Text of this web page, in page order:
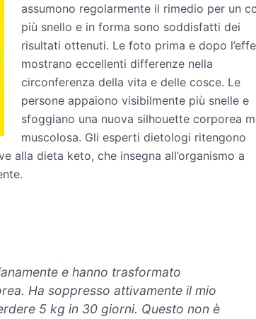
assumono regolarmente il rimedio per un
più snello e in forma sono soddisfatti dei
risultati ottenuti. Le foto prima e dopo
mostrano eccellenti differenze nella
circonferenza della vita e delle cosce. Le
persone appaiono visibilmente più snelle e
sfoggiano una nuova silhouette corporea
muscolosa. Gli esperti dietologi ritengono
alla dieta keto, che insegna all’organismo a
e hanno trasformato
Ha soppresso attivamente il mio
5 kg in 30 giorni. Questo non è